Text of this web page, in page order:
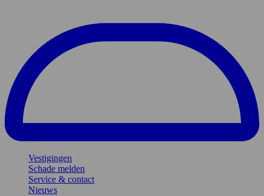
Vestigingen
Schade melden
Service & contact
Nieuws